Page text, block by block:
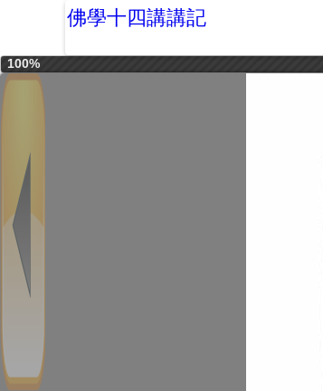
佛學十四講講記
100%